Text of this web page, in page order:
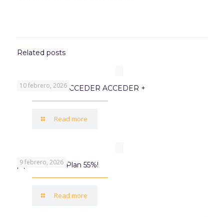
Related posts
10 febrero, 2026
PROGRAMA ACCEDER ACCEDER +
Read more
9 febrero, 2026
¡Aprovechá el Plan 55%!
Read more